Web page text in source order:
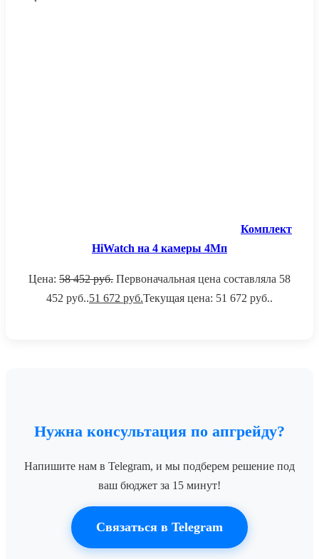
Комплект
HiWatch на 4 камеры 4Мп
Цена: 58 452руб. Первоначальная цена составляла 58
452 руб..51 672 руб.Текущая цена: 51 672 руб..
Нужна консультация по апгрейду?
Напишите нам в Telegram, и мы подберем решение под
ваш бюджет за 15 минут!
Связаться в Telegram